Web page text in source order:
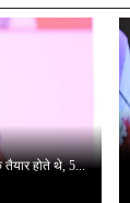
होते थे, 5...